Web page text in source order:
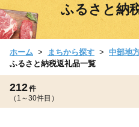
ふるさと納
ホーム まちから探す 中部地
ふるさと納税返礼品一覧
212件
（1～30件目）